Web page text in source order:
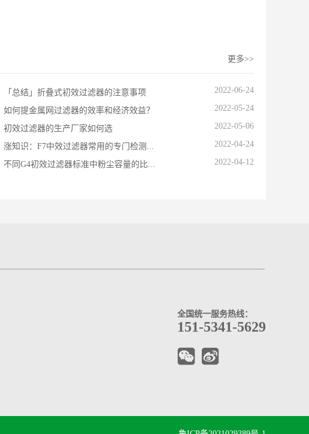
更多>>
「总结」折叠式初效过滤器的注意事项 2022-06-24
如何提金属网过滤器的效率和经济效益？ 2022-05-24
初效过滤器的生产厂家如何选 2022-05-06
涨知识：F7中效过滤器常用的专门检测... 2022-04-24
不同G4初效过滤器标准中粉尘容量的比... 2022-04-12
全国统一服务热线：
151-5341-5629